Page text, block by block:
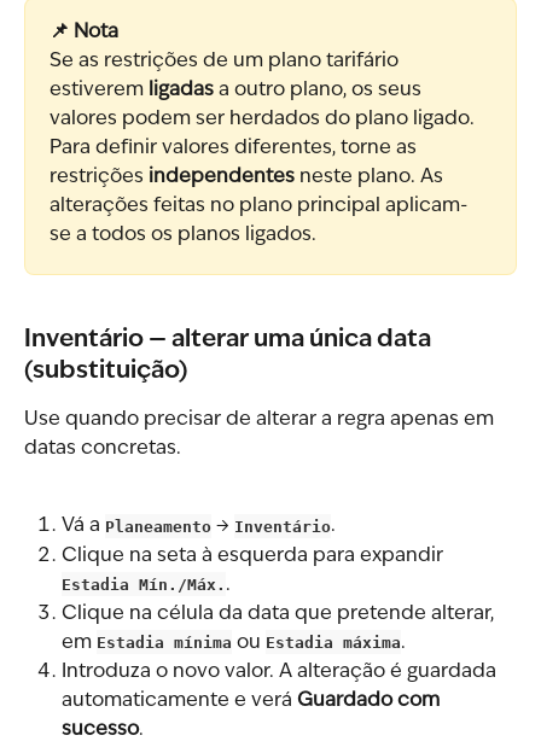
📌 Nota
Se as restrições de um plano tarifário
estiverem ligadas a outro plano, os seus
valores podem ser herdados do plano ligado.
Para definir valores diferentes, torne as
restrições independentes neste plano. As
alterações feitas no plano principal aplicam-
se a todos os planos ligados.
Inventário — alterar uma única data
(substituição)
Use quando precisar de alterar a regra apenas em
datas concretas.
Vá a Planeamento → Inventário.
Clique na seta à esquerda para expandir
Estadia Mín./Máx. .
Clique na célula da data que pretende alterar,
em Estadia mínima ou Estadia máxima.
Introduza o novo valor. A alteração é guardada
automaticamente e verá Guardado com
sucesso.